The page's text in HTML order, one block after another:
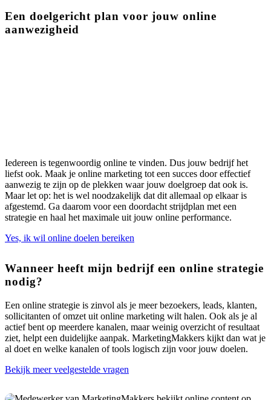
Een doelgericht plan voor jouw online
aanwezigheid
Iedereen is tegenwoordig online te vinden. Dus jouw bedrijf het
liefst ook. Maak je online marketing tot een succes door effectief
aanwezig te zijn op de plekken waar jouw doelgroep dat ook is.
Maar let op: het is wel noodzakelijk dat dit allemaal op elkaar is
afgestemd. Ga daarom voor een doordacht strijdplan met een
strategie en haal het maximale uit jouw online performance.
Yes, ik wil online doelen bereiken
Wanneer heeft mijn bedrijf een online strategie
nodig?
Een online strategie is zinvol als je meer bezoekers, leads, klanten,
sollicitanten of omzet uit online marketing wilt halen. Ook als je al
actief bent op meerdere kanalen, maar weinig overzicht of resultaat
ziet, helpt een duidelijke aanpak. MarketingMakkers kijkt dan wat je
al doet en welke kanalen of tools logisch zijn voor jouw doelen.
Bekijk meer veelgestelde vragen